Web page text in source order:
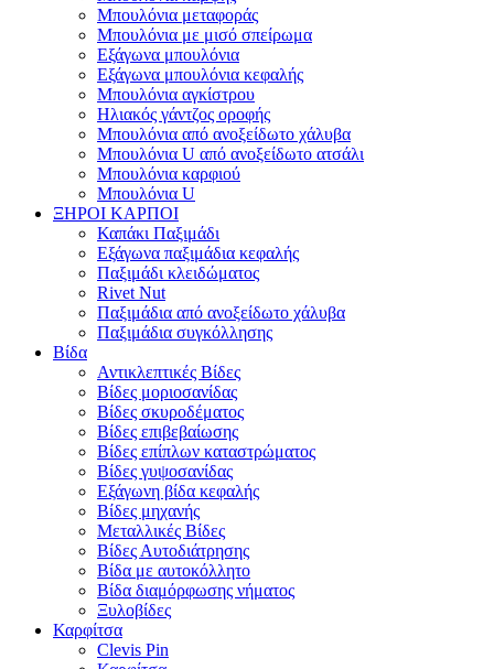
Μπουλόνια μεταφοράς
Μπουλόνια με μισό σπείρωμα
Εξάγωνα μπουλόνια
Εξάγωνα μπουλόνια κεφαλής
Μπουλόνια αγκίστρου
Ηλιακός γάντζος οροφής
Μπουλόνια από ανοξείδωτο χάλυβα
Μπουλόνια U από ανοξείδωτο ατσάλι
Μπουλόνια καρφιού
Μπουλόνια U
ΞΗΡΟΙ ΚΑΡΠΟΙ
Καπάκι Παξιμάδι
Εξάγωνα παξιμάδια κεφαλής
Παξιμάδι κλειδώματος
Rivet Nut
Παξιμάδια από ανοξείδωτο χάλυβα
Παξιμάδια συγκόλλησης
Βίδα
Αντικλεπτικές Βίδες
Βίδες μοριοσανίδας
Βίδες σκυροδέματος
Βίδες επιβεβαίωσης
Βίδες επίπλων καταστρώματος
Βίδες γυψοσανίδας
Εξάγωνη βίδα κεφαλής
Βίδες μηχανής
Μεταλλικές Βίδες
Βίδες Αυτοδιάτρησης
Βίδα με αυτοκόλλητο
Βίδα διαμόρφωσης νήματος
Ξυλοβίδες
Καρφίτσα
Clevis Pin